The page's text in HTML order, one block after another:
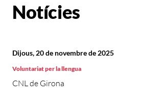
Notícies
CNL de Girona
Dijous, 20 de novembre de 2025
Voluntariat per la llengua